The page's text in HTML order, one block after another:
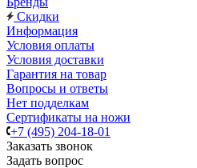
Скидки
Информация
Условия оплаты
Условия доставки
Гарантия на товар
Вопросы и ответы
Нет подделкам
Сертификаты на ножи
+7 (495) 204-18-01
Заказать звонок
Задать вопрос